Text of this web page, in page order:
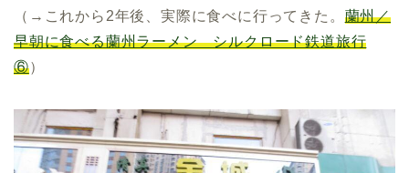
（→これから2年後、実際に食べに行ってきた。 蘭州／
早朝に食べる蘭州ラーメン シルクロード鉄道旅行
⑥）